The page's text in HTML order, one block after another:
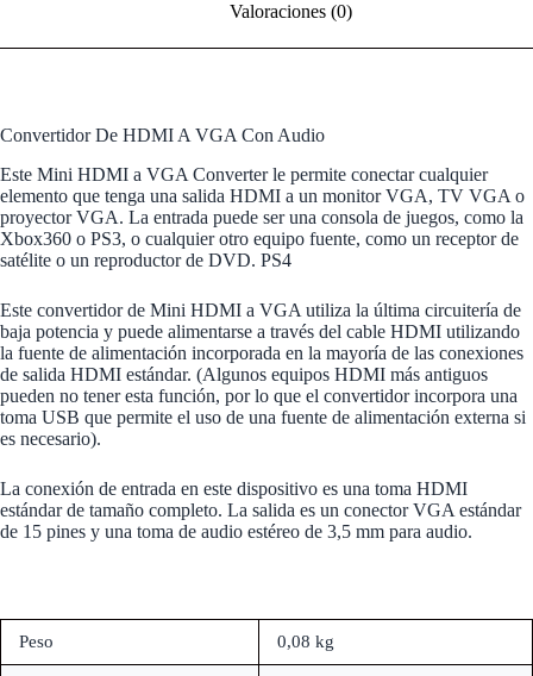
Valoraciones (0)
Convertidor De HDMI A VGA Con Audio
Este Mini HDMI a VGA Converter le permite conectar cualquier
elemento que tenga una salida HDMI a un monitor VGA, TV VGA o
proyector VGA. La entrada puede ser una consola de juegos, como la
Xbox360 o PS3, o cualquier otro equipo fuente, como un receptor de
satélite o un reproductor de DVD. PS4
Este convertidor de Mini HDMI a VGA utiliza la última circuitería de
baja potencia y puede alimentarse a través del cable HDMI utilizando
la fuente de alimentación incorporada en la mayoría de las conexiones
de salida HDMI estándar. (Algunos equipos HDMI más antiguos
pueden no tener esta función, por lo que el convertidor incorpora una
toma USB que permite el uso de una fuente de alimentación externa si
es necesario).
La conexión de entrada en este dispositivo es una toma HDMI
estándar de tamaño completo. La salida es un conector VGA estándar
de 15 pines y una toma de audio estéreo de 3,5 mm para audio.
Peso 0,08 kg